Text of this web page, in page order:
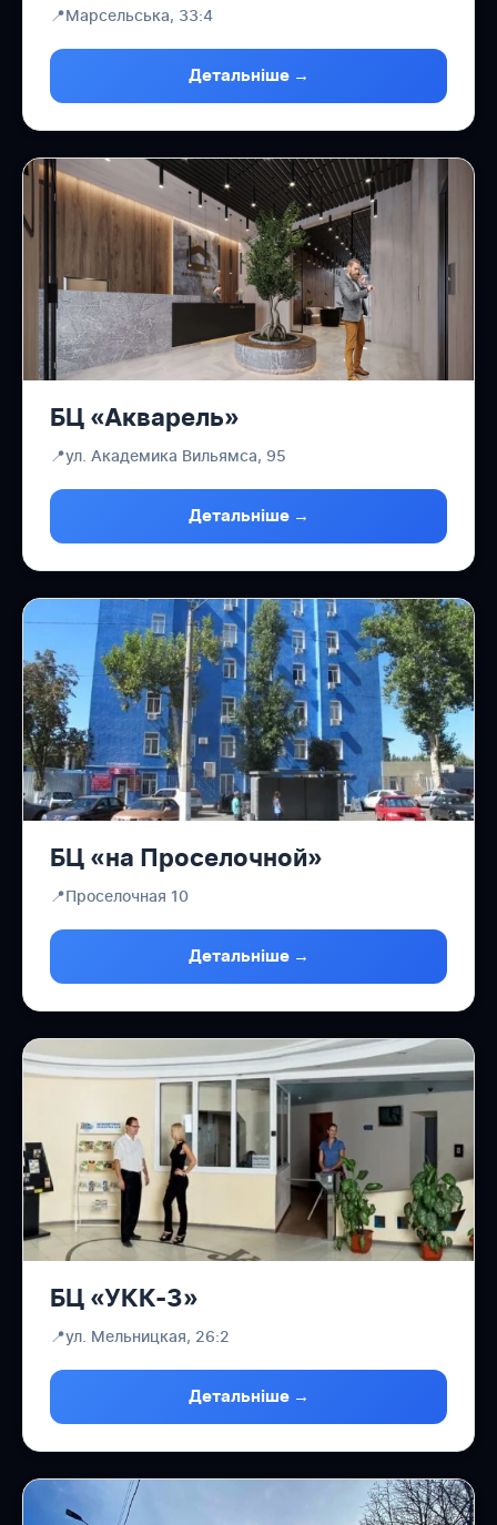
📍Марсельська, 33:4
Детальніше →
БЦ «Акварель»
📍ул. Академика Вильямса, 95
Детальніше →
БЦ «на Проселочной»
📍Проселочная 10
Детальніше →
БЦ «УКК-3»
📍ул. Мельницкая, 26:2
Детальніше →